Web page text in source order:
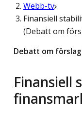
Webb-tv
Finansiell
(Debatt om
Finansiell
Debatt om förslag